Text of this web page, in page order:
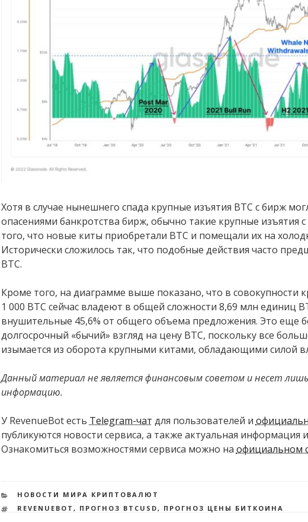
Хотя в случае нынешнего спада крупные изъятия BTC с бирж
опасениями банкротства бирж, обычно такие крупные изъятия
того, что новые киты приобретали BTC и помещали их на
Исторически сложилось так, что подобные действия часто
BTC.
Кроме того, на диаграмме выше показано, что в совокупности
1 000 BTC сейчас владеют в общей сложности 8,69 млн единиц
внушительные 45,6% от общего объема предложения. Это еще
долгосрочный «бычий» взгляд на цену BTC, поскольку все
изымается из оборота крупными китами, обладающими силой
Данный материал не является финансовым советом и несет
информацию.
У RevenueBot есть Telegram-чат для пользователей и
публикуются новости сервиса, а также актуальная информация
Ознакомиться возможностями сервиса можно на официальном
РУБРИКИ
НОВОСТИ МИРА КРИПТОВАЛЮТ
МЕТКИ
REVENUEBOT, ПРОГНОЗ BTCUSD, ПРОГНОЗ ЦЕНЫ БИТКОИНА